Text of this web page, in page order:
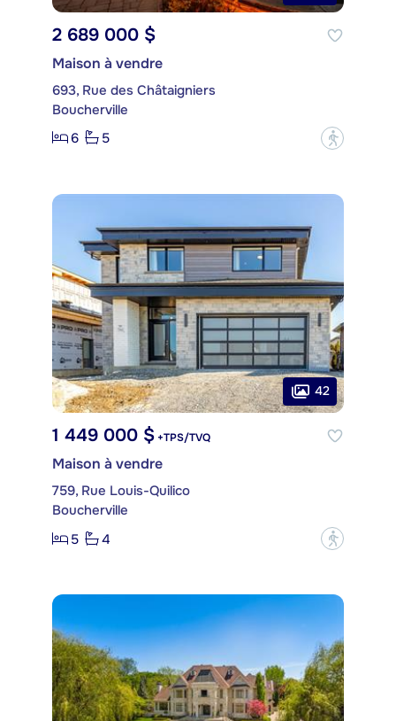
2 689 000 $
Maison à vendre
693, Rue des Châtaigniers
Boucherville
6
5 ?
42
1 449 000 $ +TPS/TVQ
Maison à vendre
759, Rue Louis-Quilico
Boucherville
5
4 ?